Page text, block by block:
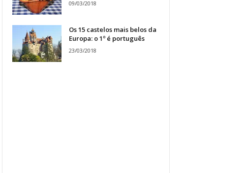
09/03/2018
Os 15 castelos mais belos da
Europa: o 1º é português
23/03/2018